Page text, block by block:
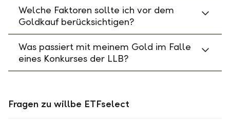
Welche Faktoren sollte ich vor dem
Goldkauf berücksichtigen?
Was passiert mit meinem Gold im Falle
eines Konkurses der LLB?
Fragen zu willbe ETFselect